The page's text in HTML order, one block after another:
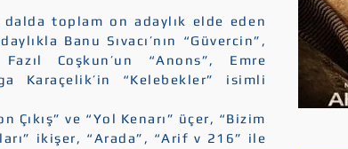
toplam on adaylık elde eden
Banu Sıvacı’nın “Güvercin”,
Coşkun’un “Anons”, Emre
Karaçelik’in “Kelebekler” isimli
Çıkış” ve “Yol Kenarı” üçer, “Bizim
ikişer, “Arada”, “Arif v 216” ile